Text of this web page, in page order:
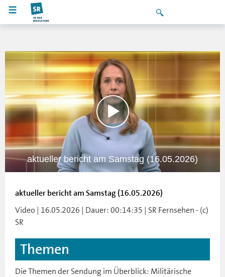
aktueller bericht am Samstag (16.05.2026)
aktueller bericht am Samstag (16.05.2026)
Video | 16.05.2026 | Dauer: 00:14:35 | SR Fernsehen - (c)
SR
Themen
Die Themen der Sendung im Überblick: Militärische